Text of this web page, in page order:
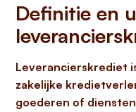
Definitie en
Leverancierskrediet
zakelijke
goederen of